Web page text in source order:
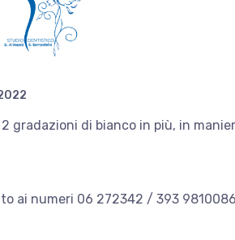
gradazioni di bianco in più, in
ai numeri 06 272342 / 393